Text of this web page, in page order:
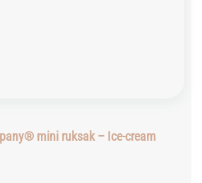
mini ruksak – Ice-cream